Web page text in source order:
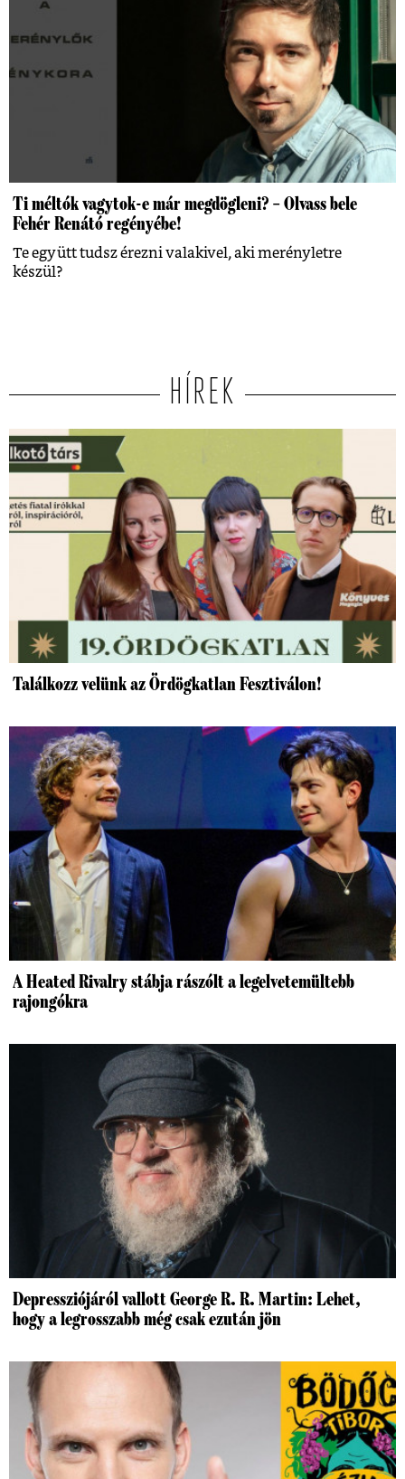
Ti méltók vagytok-e már megdögleni? – Olvass bele
Fehér Renátó regényébe!
Te együtt tudsz érezni valakivel, aki merényletre
készül?
HÍREK
Találkozz velünk az Ördögkatlan Fesztiválon!
A Heated Rivalry stábja rászólt a legelvetemültebb
rajongókra
Depressziójáról vallott George R. R. Martin: Lehet,
hogy a legrosszabb még csak ezután jön